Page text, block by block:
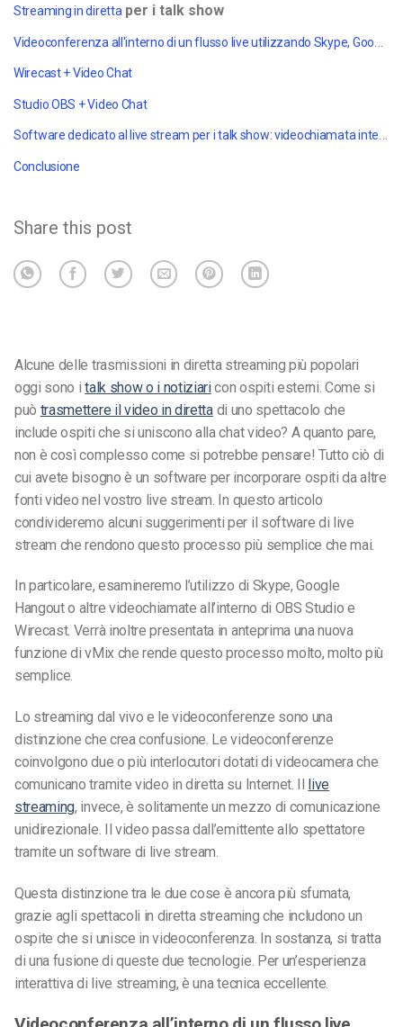
Streaming in direttaper i talk show
Wirecast + Video Chat
Studio OBS + Video Chat
Software dedicato al live stream per i talk show:videochiamata integrata in vMix
Conclusione
Share this post
Alcune delle trasmissioni in diretta streaming più popolari
oggi sono italk show o i notiziaricon ospiti esterni. Come si
può trasmettere il video in direttadi uno spettacolo che
include ospiti che si uniscono alla chat video? A quanto pare,
non è così complesso come si potrebbe pensare! Tutto ciò di
cui avete bisogno è un software per incorporare ospiti da altre
fonti video nel vostro live stream. In questo articolo
condivideremo alcuni suggerimenti per il software di live
stream che rendono questo processo più semplice che mai.
In particolare, esamineremo l’utilizzo di Skype, Google
Hangout o altre videochiamate all’interno di OBS Studio e
Wirecast. Verrà inoltre presentata in anteprima una nuova
funzione di vMix che rende questo processo molto, molto più
semplice.
Lo streaming dal vivo e le videoconferenze sono una
distinzione che crea confusione. Le videoconferenze
coinvolgono due o più interlocutori dotati di videocamera che
comunicano tramite video in diretta su Internet. Il
live
streaming, invece, è solitamente un mezzo di comunicazione
unidirezionale. Il video passa dall’emittente allo spettatore
tramite un software di live stream.
Questa distinzione tra le due cose è ancora più sfumata,
grazie agli spettacoli in diretta streaming che includono un
ospite che si unisce in videoconferenza. In sostanza, si tratta
di una fusione di queste due tecnologie. Per un’esperienza
interattiva di live streaming, è una tecnica eccellente.